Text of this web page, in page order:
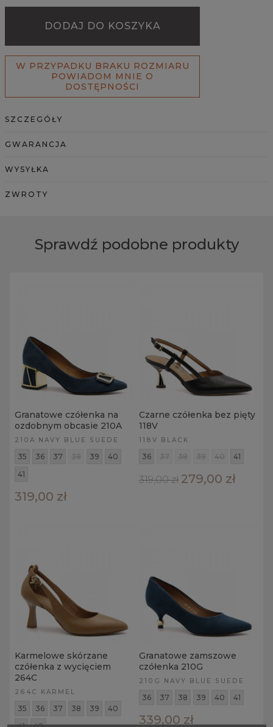
DODAJ DO KOSZYKA
W PRZYPADKU BRAKU ROZMIARU
POWIADOM MNIE O
DOSTĘPNOŚCI
SZCZEGÓŁY
GWARANCJA
WYSYŁKA
ZWROTY
Sprawdź podobne produkty
Granatowe czółenka na
ozdobnym obcasie 210A
210A NAVY BLUE SUEDE
35 36 37 38 39
40
41
319,00 zł
Czarne czółenka bez pięty
118V
118V BLACK
36 37 38 39 40 41
319,00 zł 279,00 zł
Karmelowe skórzane
czółenka z wycięciem
264C
264C KARMEL
35 36 37 38 39
40
Granatowe zamszowe
czółenka 210G
210G NAVY BLUE SUEDE
36 37 38 39 40 41
339,00 zł